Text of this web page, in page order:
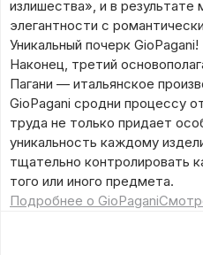
излишества», и в
элегантности с
Уникальный почерк GioPagani!
Наконец, третий
Пагани — итальянское
GioPagani сродни процессу
труда не только придает
уникальность каждому
тщательно контролировать
того или иного предмета.
Подробнее о GioPagani